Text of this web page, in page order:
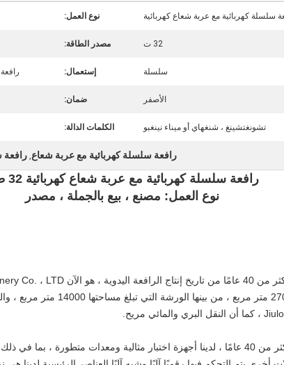
نوع العمل:
32 ت مصدر الطاقة:
سلسلة إستعمال:
الأصفر ضمان:
تشونغتشينغ ، شنغهاي أو ميناء نينغبو الكلمات الدالة:
رافعة سلسلة كهربائية مع عربة شعاع, رافعة
رافعة سلسلة كهربائية مع عربة شعاع كهربائية 32 طن
نوع العمل: مصنع ، بيع بالجملة ، مصدر
من خلال الخبرات في إنتاج الرافعات اليدوية لأكثر من 40 عامًا ، لدينا أجهزة اختبار